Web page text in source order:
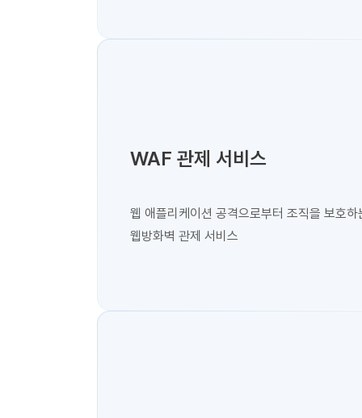
WAF 관제 서비스
웹 애플리케이션 공격으로부터 조직을 보호하
웹방화벽 관제 서비스